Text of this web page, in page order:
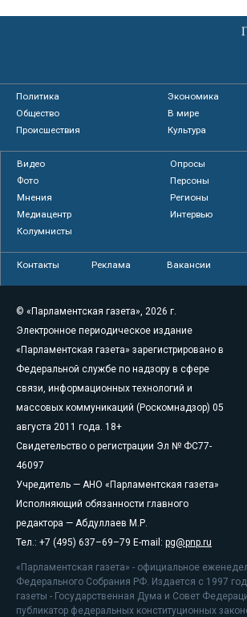
Политика
Экономика
Общество
В мире
Происшествия
Культура
Видео
Опросы
Фото
Персоны
Мнения
Регионы
Медиацентр
Интервью
Колумнисты
Контакты Реклама Вакансии
© «Парламентская газета», 2026 г.
Электронное периодическое издание
«Парламентская газета» зарегистрировано в
Федеральной службе по надзору в сфере
связи, информационных технологий и
массовых коммуникаций (Роскомнадзор) 05
августа 2011 года. 18+
Свидетельство о регистрации Эл № ФС77-
46097
Учредитель — АНО «Парламентская газета»
Исполняющий обязанности главного
редактора — Абдуллаев М.Р.
Тел.: +7 (495) 637–69–79 E-mail: pg@pnp.ru
«Парламентская газета» - официальное
Федерального Собрания РФ. Издается с 1997
газеты - Государственная Дума и Совет
публикатор федеральных конституционных